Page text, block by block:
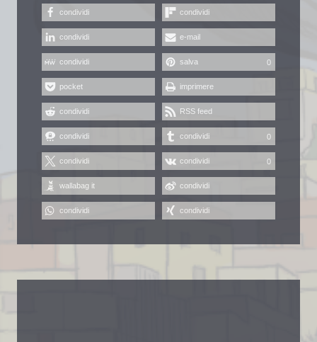
condividi condividi
condividi e-mail
condividi salva 0
pocket imprimere
condividi RSS feed
condividi condividi 0
condividi condividi 0
wallabag it condividi
condividi condividi